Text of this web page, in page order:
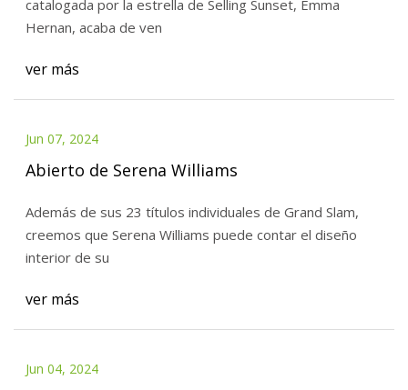
catalogada por la estrella de Selling Sunset, Emma
Hernan, acaba de ven
ver más
Jun 07, 2024
Abierto de Serena Williams
Además de sus 23 títulos individuales de Grand Slam,
creemos que Serena Williams puede contar el diseño
interior de su
ver más
Jun 04, 2024